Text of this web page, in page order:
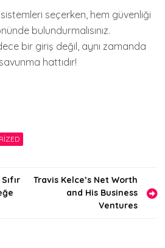
seçerken, hem güvenliği
bulundurmalısınız.
bir giriş değil, aynı zamanda
hattıdır!
Travis Kelce’s Net Worth
and His Business
Ventures